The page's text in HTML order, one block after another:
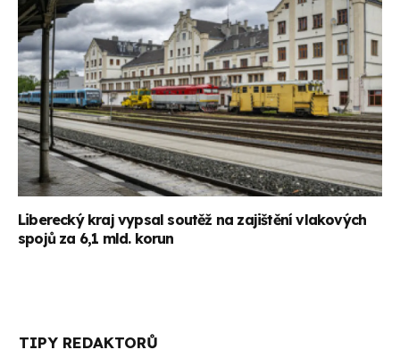
Liberecký kraj vypsal soutěž na zajištění vlakových
spojů za 6,1 mld. korun
TIPY REDAKTORŮ